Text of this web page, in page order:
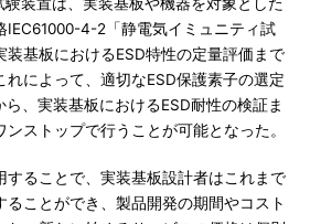
IEC61000-4-2「静電気イミュニティ試
装基板におけるESD特性の定量評価まで
によって、適切なESD保護素子の選定
、実装基板におけるESD耐性の検証ま
ストップで行うことが可能となった。
ることで、実装基板設計者はこれまで
ることができ、製品開発の期間やコスト